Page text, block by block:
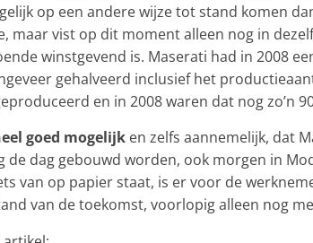
op een andere wijze tot stand komen
maar vist op dit moment alleen nog in
winstgevend is. Maserati had in 2008
gehalveerd inclusief het
en in 2008 waren dat nog zo’n
goed mogelijk en zelfs aannemelijk, dat
de dag gebouwd worden, ook morgen in
van op papier staat, is er voor de
van de toekomst, voorlopig alleen nog